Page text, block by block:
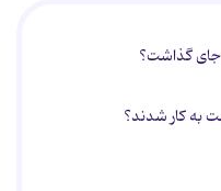
به کار شدند؟